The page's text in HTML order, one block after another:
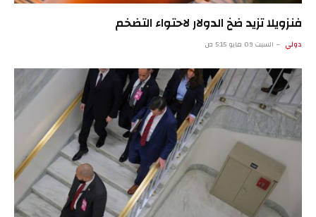
فنزويلا تزيد ضخ الدولار لاحتواء التضخم
دولي السبت 09 مايو 5:15 ص